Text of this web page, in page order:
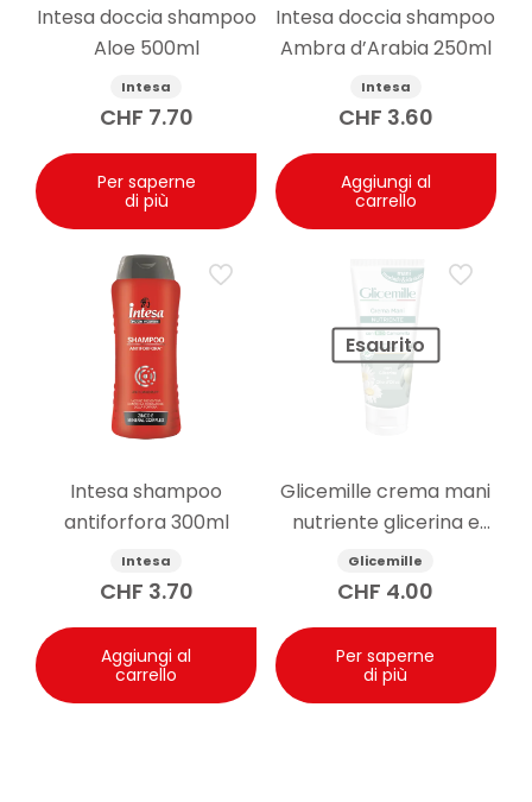
Intesa doccia shampoo
Aloe 500ml
Intesa
CHF 7.70
Per saperne
di più
Intesa doccia shampoo
Ambra d’Arabia 250ml
Intesa
CHF 3.60
Aggiungi al
carrello
Intesa shampoo
antiforfora 300ml
Intesa
CHF 3.70
Aggiungi al
carrello
Esaurito
Glicemille crema mani
nutriente glicerina e
camomilla 100ml
Glicemille
CHF 4.00
Per saperne
di più